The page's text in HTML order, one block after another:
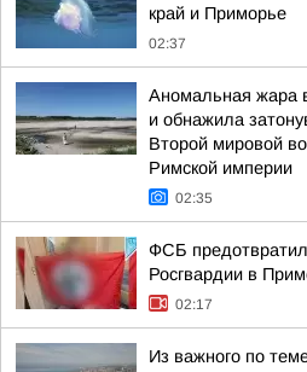
край и Приморье
02:37
Аномальная жара
и обнажила
Второй мировой
Римской империи
02:35
ФСБ
Росгвардии в
02:17
Из важного по